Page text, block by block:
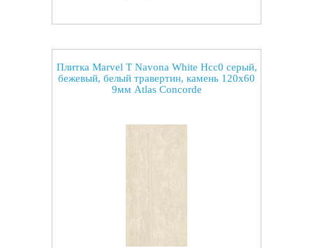
Плитка Marvel T Navona White Hcc0 серый,
бежевый, белый травертин, камень 120x60
9мм Atlas Concorde